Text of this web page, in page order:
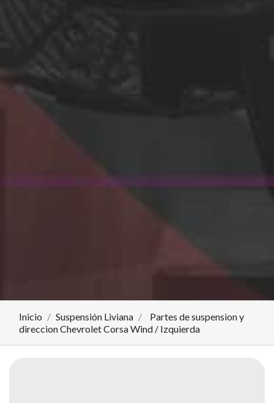
Inicio Suspensión Liviana
Partes de suspension y
direccion Chevrolet Corsa Wind / Izquierda